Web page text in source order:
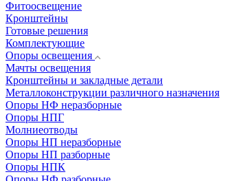
Фитоосвещение
Кронштейны
Готовые решения
Комплектующие
Опоры освещения
Мачты освещения
Кронштейны и закладные детали
Металлоконструкции различного назначения
Опоры НФ неразборные
Опоры НПГ
Молниеотводы
Опоры НП неразборные
Опоры НП разборные
Опоры НПК